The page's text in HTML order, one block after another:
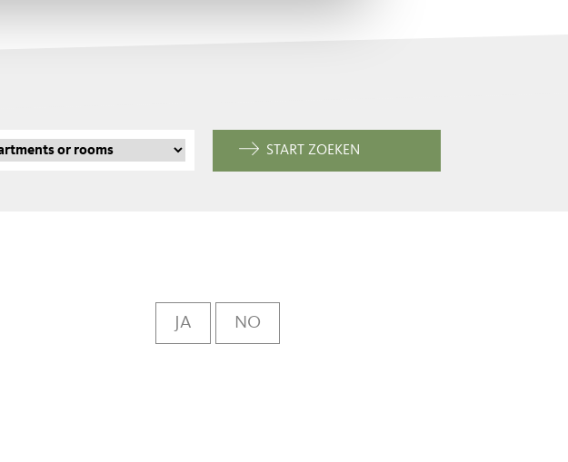
START ZOEKEN
JA NO